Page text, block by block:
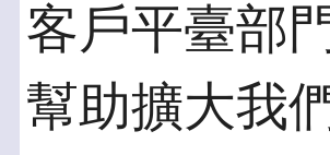
客戶平臺部
幫助擴大我